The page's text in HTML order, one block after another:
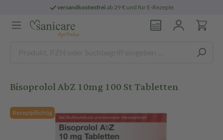
versandkostenfreiab 29 € und für E-Rezepte
Bisoprolol AbZ 10mg 100 St Tabletten
Rezeptpflichtig